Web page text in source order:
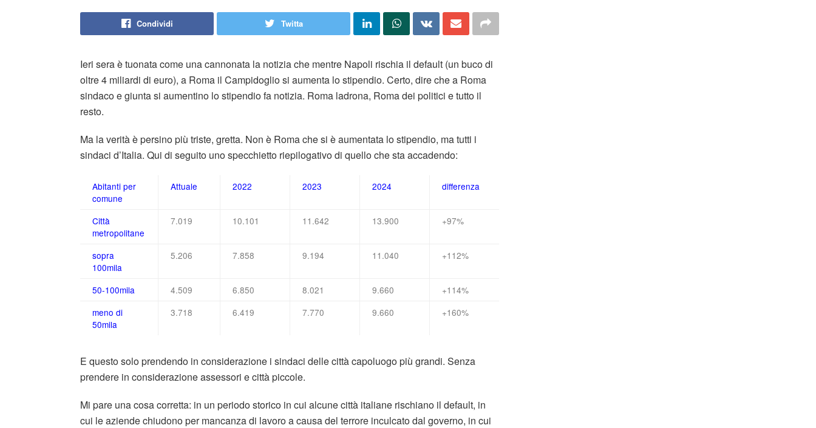
Condividi Twitta
Ieri sera è tuonata come una cannonata la notizia che mentre Napoli rischia il default (un buco di
oltre 4 miliardi di euro), a Roma il Campidoglio si aumenta lo stipendio. Certo, dire che a Roma
sindaco e giunta si aumentino lo stipendio fa notizia. Roma ladrona, Roma dei politici e tutto il
resto.
Ma la verità è persino più triste, gretta. Non è Roma che si è aumentata lo stipendio, ma tutti i
sindaci d’Italia. Qui di seguito uno specchietto riepilogativo di quello che sta accadendo:
Abitanti per
comune
Attuale 2022 2023 2024 differenza
Città
metropolitane
7.019 10.101 11.642 13.900 +97%
sopra
100mila
5.206 7.858 9.194 11.040 +112%
50-100mila 4.509 6.850 8.021 9.660
+114%
meno di
50mila
3.718 6.419 7.770 9.660 +160%
E questo solo prendendo in considerazione i sindaci delle città capoluogo più grandi. Senza
prendere in considerazione assessori e città piccole.
Mi pare una cosa corretta: in un periodo storico in cui alcune città italiane rischiano il default, in
cui le aziende chiudono per mancanza di lavoro a causa del terrore inculcato dal governo, in cui